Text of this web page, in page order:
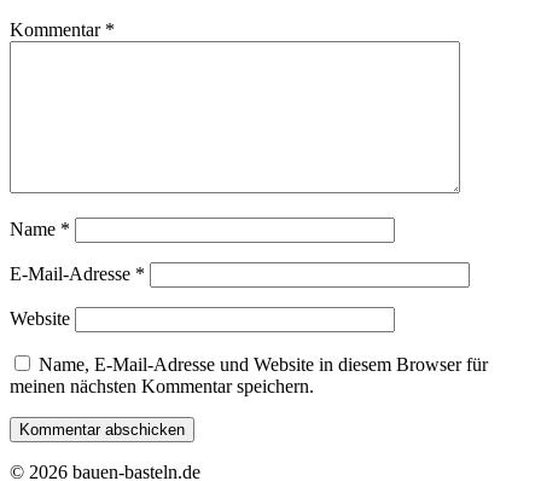
Kommentar *
Name *
E-Mail-Adresse *
Website
Name, E-Mail-Adresse und Website in diesem Browser für
meinen nächsten Kommentar speichern.
© 2026 bauen-basteln.de